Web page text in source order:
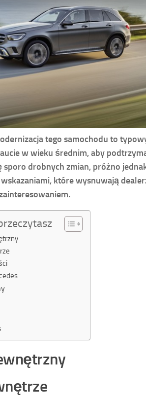
tego samochodu to
w wieku średnim, aby
sporo drobnych zmian, próżno
które wysnuwają